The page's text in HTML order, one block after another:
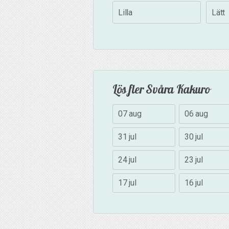
Lilla Lätt
Lös fler Svåra Kakuro
07 aug 06 aug
31 jul 30 jul
24 jul 23 jul
17 jul 16 jul